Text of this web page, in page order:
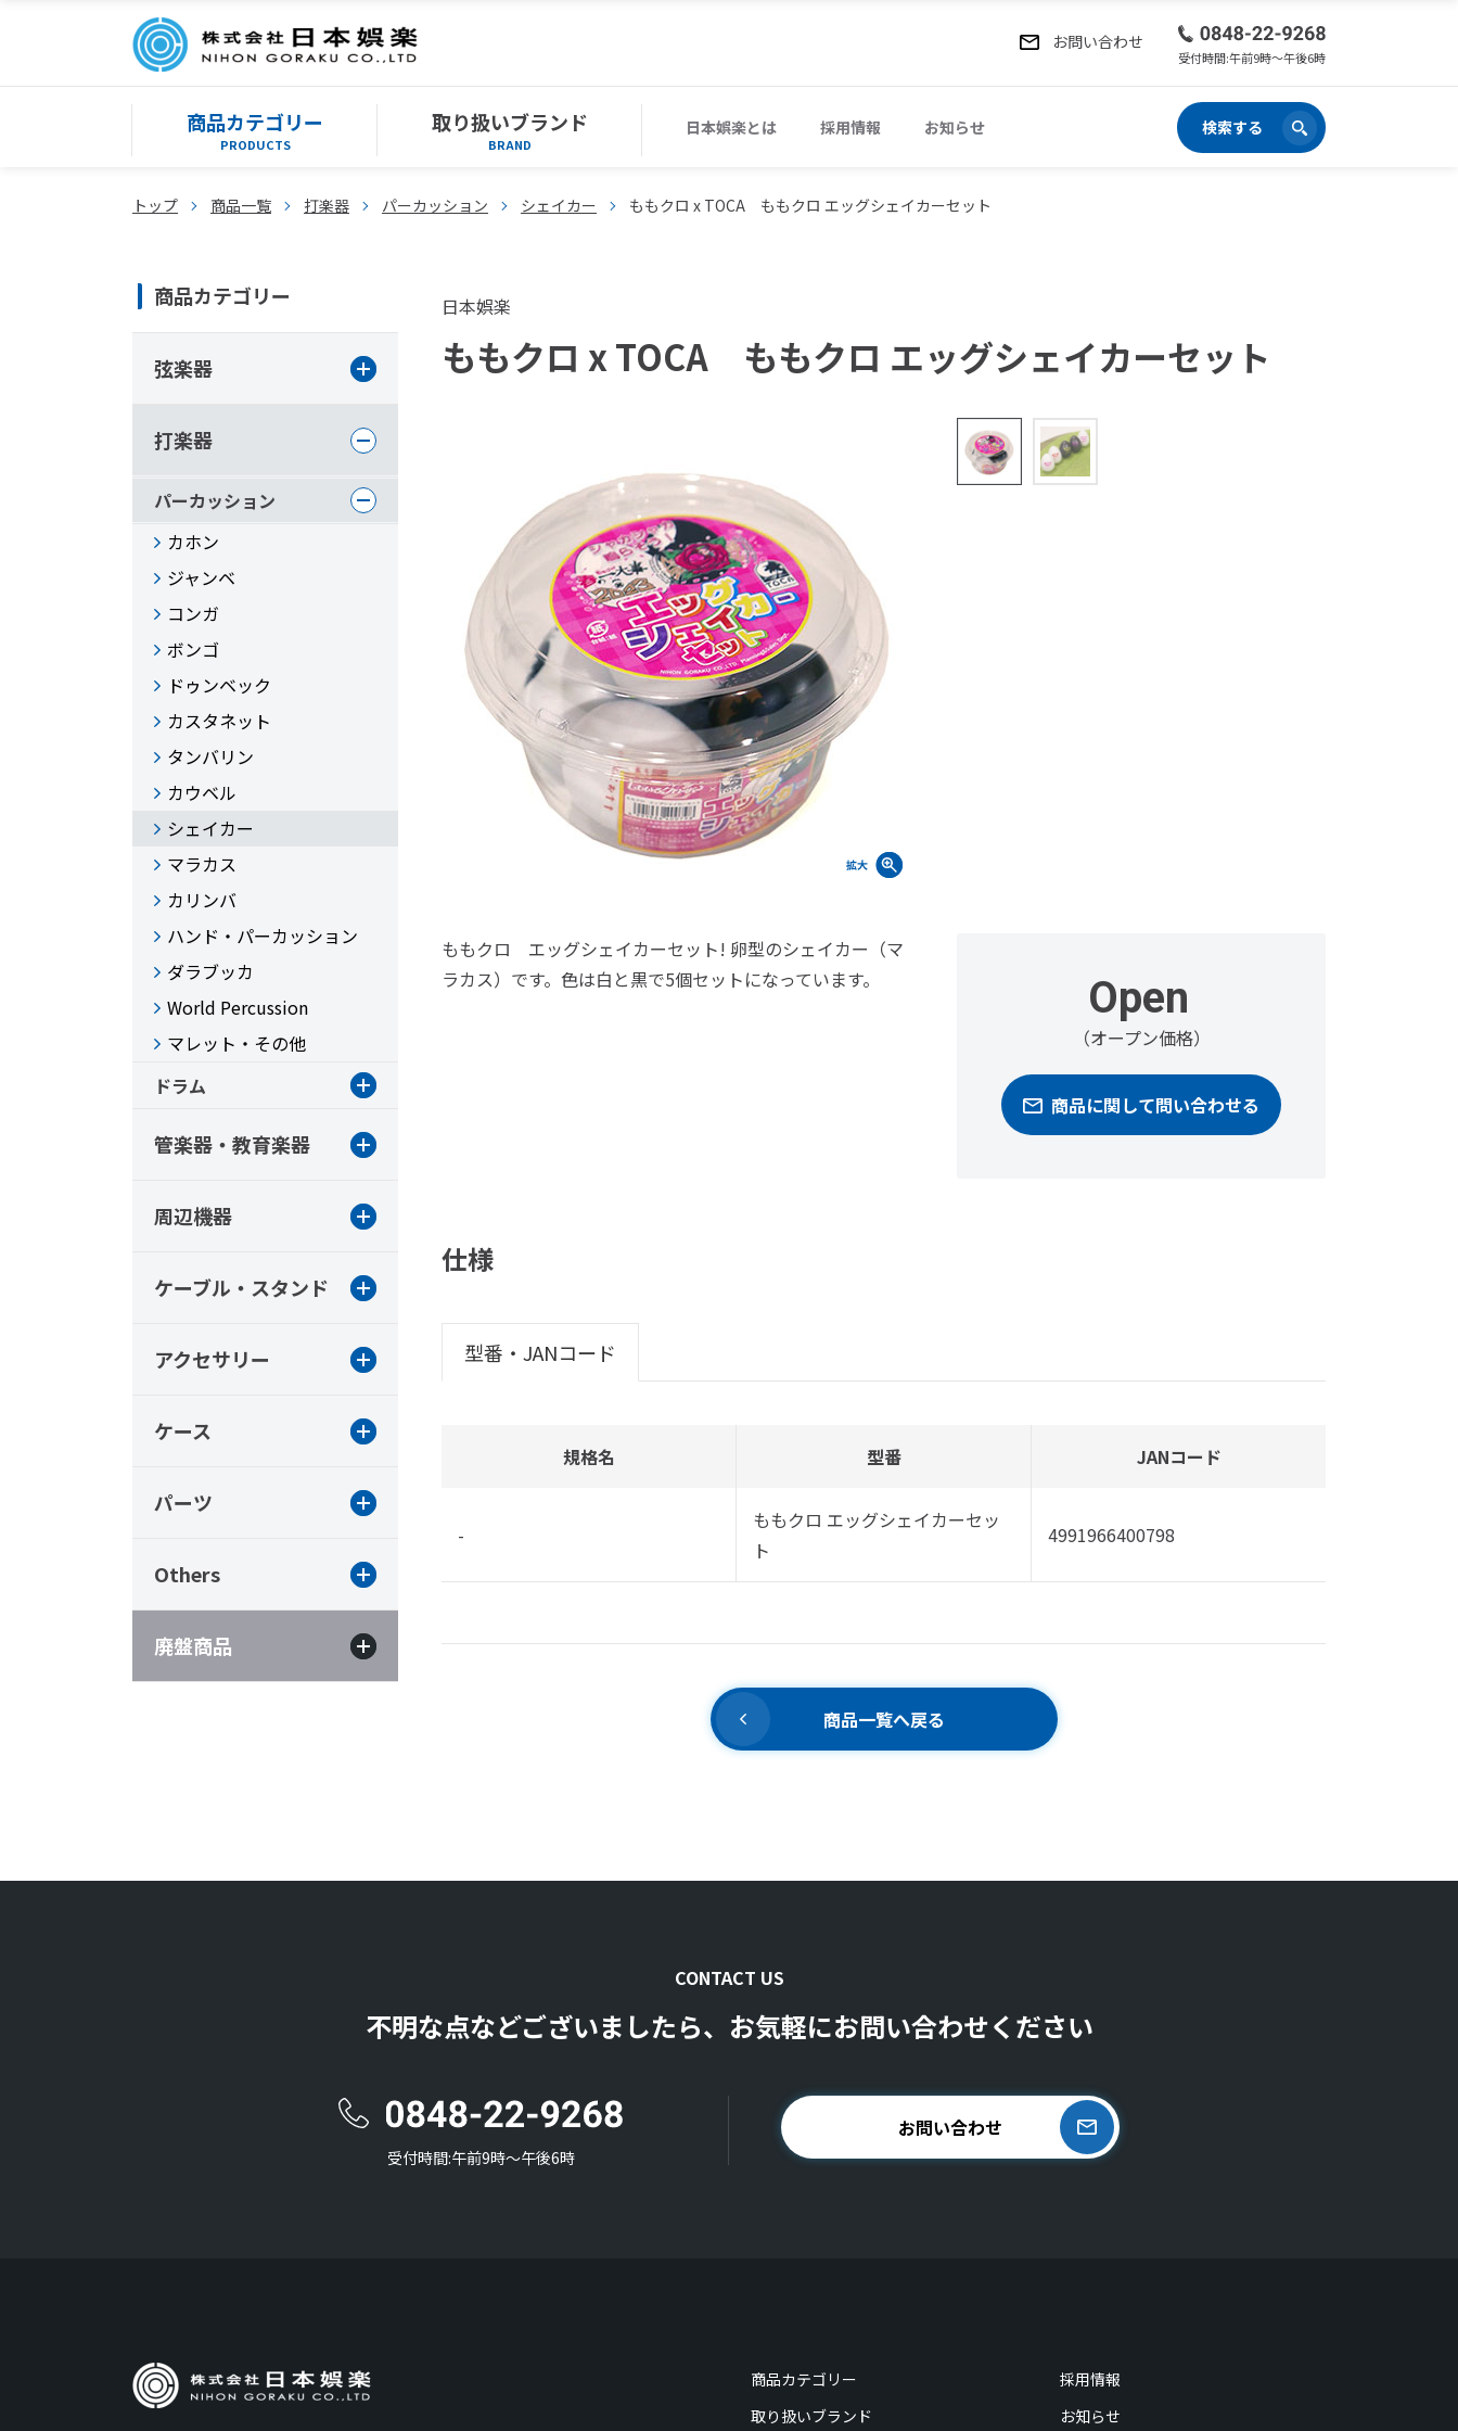
お問い合わせ
受付時間:午前9時〜午後6時
商品カテゴリー
PRODUCTS
取り扱いブランド
BRAND
日本娯楽とは 採用情報 お知らせ 検索する
トップ 商品一覧 打楽器 パーカッション シェイカー ももクロ x TOCA ももクロ エッグシェイカーセット
日本娯楽
ももクロ x TOCA ももクロ エッグシェイカーセット
ももクロ エッグシェイカーセット! 卵型のシェイカー（マ
ラカス）です。色は白と黒で5個セットになっています。
Open
（オープン価格）
商品に関して問い合わせる
仕様
型番・JANコード
規格名 型番 JANコード
-
ももクロ エッグシェイカーセッ
ト
4991966400798
商品一覧へ戻る
商品カテゴリー
弦楽器
打楽器
パーカッション
カホン
ジャンベ
コンガ
ボンゴ
ドゥンベック
カスタネット
タンバリン
カウベル
シェイカー
マラカス
カリンバ
ハンド・パーカッション
ダラブッカ
World Percussion
マレット・その他
ドラム
管楽器・教育楽器
周辺機器
ケーブル・スタンド
アクセサリー
ケース
パーツ
Others
廃盤商品
CONTACT US
不明な点などございましたら、お気軽にお問い合わせください
受付時間:午前9時〜午後6時
お問い合わせ
商品カテゴリー
採用情報
取り扱いブランド
お知らせ